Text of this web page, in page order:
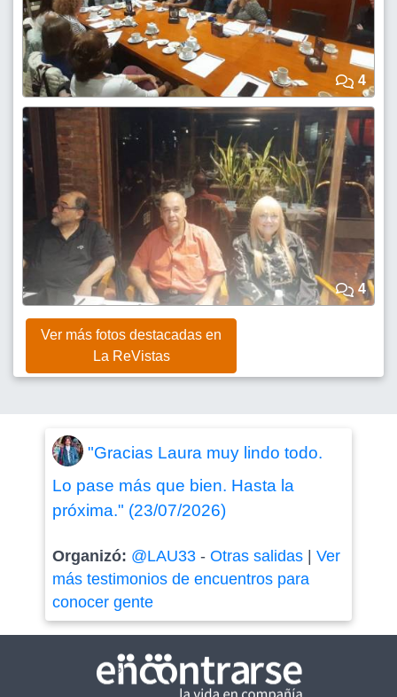
4
4
Ver más fotos destacadas en
La ReVistas
"Gracias Laura muy lindo todo.
Lo pase más que bien. Hasta la
próxima." (23/07/2026)
Organizó: @LAU33- Otras salidas| Ver
más testimonios de encuentros para
conocer gente